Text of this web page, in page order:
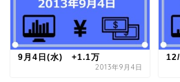
9月4日(水) +1.1万
2013年9月4日